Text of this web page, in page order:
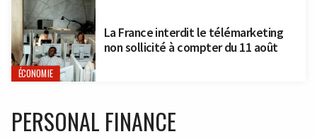
ÉCONOMIE
La France interdit le télémarketing
non sollicité à compter du 11 août
PERSONAL FINANCE